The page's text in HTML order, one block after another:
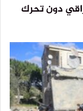
دون تحرك